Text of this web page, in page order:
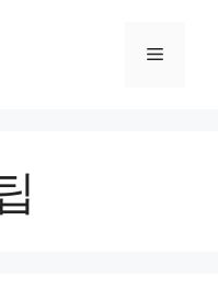
메